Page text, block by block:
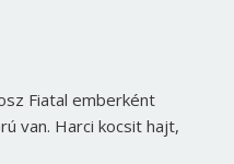
Fiatal emberként
van. Harci kocsit hajt,